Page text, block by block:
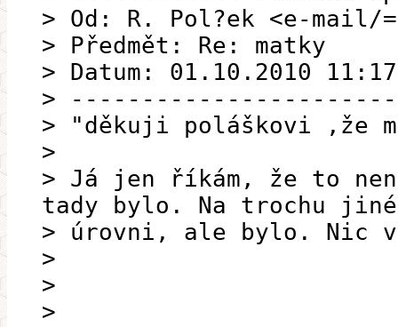
> Od: R. Pol?ek <e-mail/
> Předmět: Re: matky
> Datum: 01.10.2010
>
> "děkuji poláškovi ,že
>
> Já jen říkám, že to
tady bylo. Na trochu jiné
> úrovni, ale bylo. Nic
>
>
>